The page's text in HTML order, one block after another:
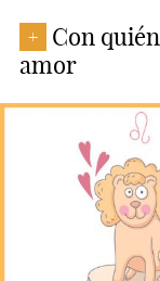
+
Con
amor